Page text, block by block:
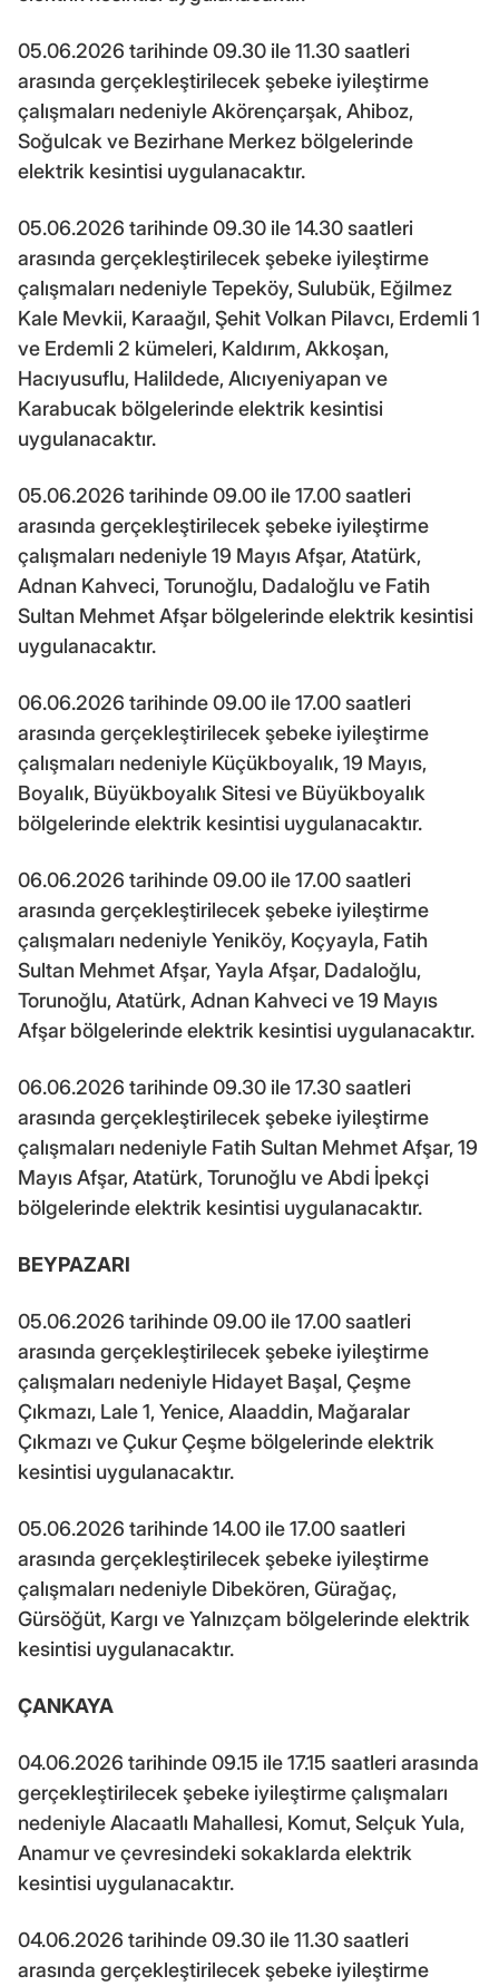
05.06.2026 tarihinde 09.30 ile 11.30 saatleri
arasında gerçekleştirilecek şebeke iyileştirme
çalışmaları nedeniyle Akörençarşak, Ahiboz,
Soğulcak ve Bezirhane Merkez bölgelerinde
elektrik kesintisi uygulanacaktır.
05.06.2026 tarihinde 09.30 ile 14.30 saatleri
arasında gerçekleştirilecek şebeke iyileştirme
çalışmaları nedeniyle Tepeköy, Sulubük, Eğilmez
Kale Mevkii, Karaağıl, Şehit Volkan Pilavcı, Erdemli 1
ve Erdemli 2 kümeleri, Kaldırım, Akkoşan,
Hacıyusuflu, Halildede, Alıcıyeniyapan ve
Karabucak bölgelerinde elektrik kesintisi
uygulanacaktır.
05.06.2026 tarihinde 09.00 ile 17.00 saatleri
arasında gerçekleştirilecek şebeke iyileştirme
çalışmaları nedeniyle 19 Mayıs Afşar, Atatürk,
Adnan Kahveci, Torunoğlu, Dadaloğlu ve Fatih
Sultan Mehmet Afşar bölgelerinde elektrik kesintisi
uygulanacaktır.
06.06.2026 tarihinde 09.00 ile 17.00 saatleri
arasında gerçekleştirilecek şebeke iyileştirme
çalışmaları nedeniyle Küçükboyalık, 19 Mayıs,
Boyalık, Büyükboyalık Sitesi ve Büyükboyalık
bölgelerinde elektrik kesintisi uygulanacaktır.
06.06.2026 tarihinde 09.00 ile 17.00 saatleri
arasında gerçekleştirilecek şebeke iyileştirme
çalışmaları nedeniyle Yeniköy, Koçyayla, Fatih
Sultan Mehmet Afşar, Yayla Afşar, Dadaloğlu,
Torunoğlu, Atatürk, Adnan Kahveci ve 19 Mayıs
Afşar bölgelerinde elektrik kesintisi uygulanacaktır.
06.06.2026 tarihinde 09.30 ile 17.30 saatleri
arasında gerçekleştirilecek şebeke iyileştirme
çalışmaları nedeniyle Fatih Sultan Mehmet Afşar, 19
Mayıs Afşar, Atatürk, Torunoğlu ve Abdi İpekçi
bölgelerinde elektrik kesintisi uygulanacaktır.
BEYPAZARI
05.06.2026 tarihinde 09.00 ile 17.00 saatleri
arasında gerçekleştirilecek şebeke iyileştirme
çalışmaları nedeniyle Hidayet Başal, Çeşme
Çıkmazı, Lale 1, Yenice, Alaaddin, Mağaralar
Çıkmazı ve Çukur Çeşme bölgelerinde elektrik
kesintisi uygulanacaktır.
05.06.2026 tarihinde 14.00 ile 17.00 saatleri
arasında gerçekleştirilecek şebeke iyileştirme
çalışmaları nedeniyle Dibekören, Gürağaç,
Gürsöğüt, Kargı ve Yalnızçam bölgelerinde elektrik
kesintisi uygulanacaktır.
ÇANKAYA
04.06.2026 tarihinde 09.15 ile 17.15 saatleri arasında
gerçekleştirilecek şebeke iyileştirme çalışmaları
nedeniyle Alacaatlı Mahallesi, Komut, Selçuk Yula,
Anamur ve çevresindeki sokaklarda elektrik
kesintisi uygulanacaktır.
04.06.2026 tarihinde 09.30 ile 11.30 saatleri
arasında gerçekleştirilecek şebeke iyileştirme